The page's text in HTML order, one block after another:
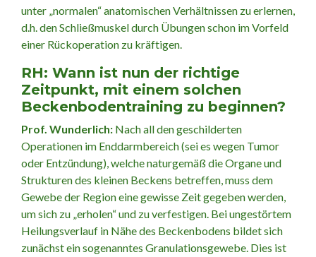
unter „normalen“ anatomischen Verhältnissen zu erlernen,
d.h. den Schließmuskel durch Übungen schon im Vorfeld
einer Rückoperation zu kräftigen.
RH: Wann ist nun der richtige
Zeitpunkt, mit einem solchen
Beckenbodentraining zu beginnen?
Prof. Wunderlich: Nach all den geschilderten
Operationen im Enddarmbereich (sei es wegen Tumor
oder Entzündung), welche naturgemäß die Organe und
Strukturen des kleinen Beckens betreffen, muss dem
Gewebe der Region eine gewisse Zeit gegeben werden,
um sich zu „erholen“ und zu verfestigen. Bei ungestörtem
Heilungsverlauf in Nähe des Beckenbodens bildet sich
zunächst ein sogenanntes Granulationsgewebe. Dies ist